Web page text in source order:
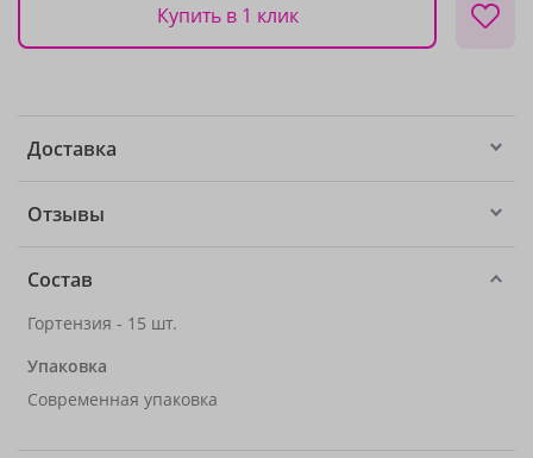
Купить в 1 клик
Доставка
Отзывы
Состав
Гортензия - 15 шт.
Упаковка
Современная упаковка